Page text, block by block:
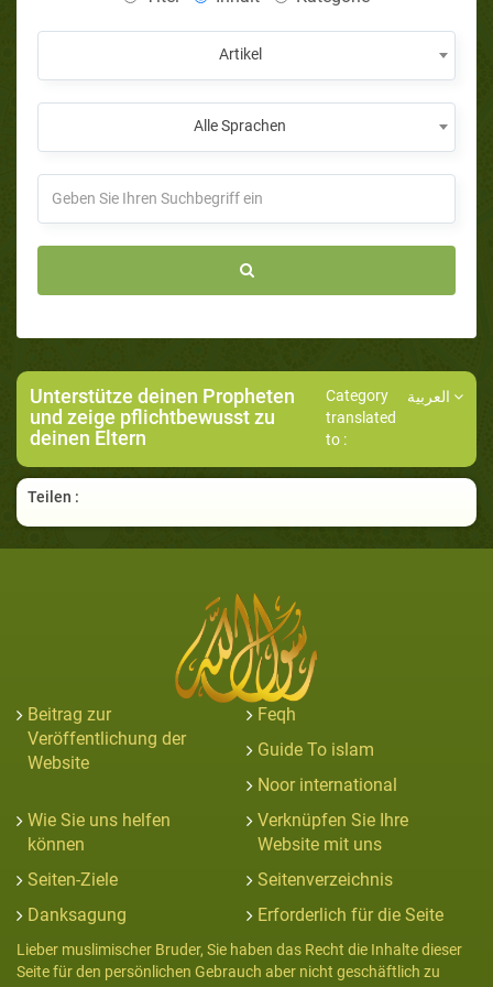
Artikel
Alle Sprachen
Unterstütze deinen Propheten
und zeige pflichtbewusst zu
deinen Eltern
Category
translated
to :
Teilen :
Beitrag zur
Veröffentlichung der
Website
Feqh
Guide To islam
Noor international
Wie Sie uns helfen
können
Verknüpfen Sie Ihre
Website mit uns
Seiten-Ziele
Seitenverzeichnis
Danksagung
Erforderlich für die Seite
Lieber muslimischer Bruder, Sie haben das Recht die Inhalte dieser
Seite für den persönlichen Gebrauch aber nicht geschäftlich zu